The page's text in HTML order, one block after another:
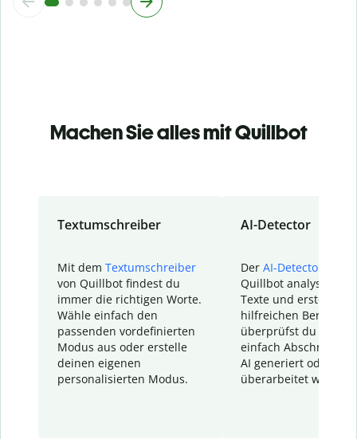
Machen Sie alles mit Quillbot
Textumschreiber
Mit dem Textumschreiber
von Quillbot findest du
immer die richtigen Worte.
Wähle einfach den
passenden vordefinierten
Modus aus oder erstelle
deinen eigenen
personalisierten Modus.
AI-Detector
Der AI-Detector
Quillbot analysiert
Texte und erstellt
hilfreichen Bericht.
überprüfst du
einfach Abschnitte,
AI generiert oder
überarbeitet wurden.